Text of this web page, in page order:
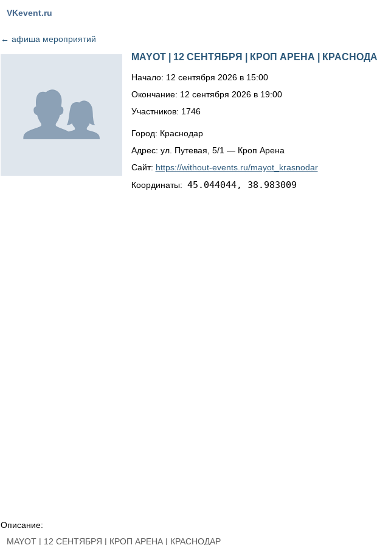
VKevent.ru
← афиша мероприятий
MAYOT | 12 СЕНТЯБРЯ | КРОП АРЕНА |
Начало: 12 сентября 2026 в 15:00
Окончание: 12 сентября 2026 в 19:00
Участников: 1746
Город: Краснодар
Адрес: ул. Путевая, 5/1 — Кроп Арена
Сайт: https://without-events.ru/mayot_krasnodar
Координаты: 45.044044, 38.983009
Описание:
MAYOT | 12 СЕНТЯБРЯ | КРОП АРЕНА | КРАСНОДАР